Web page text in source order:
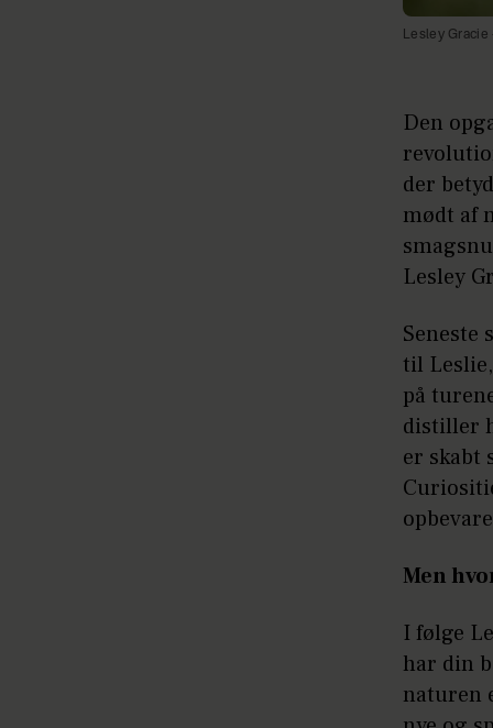
Lesley
Den
der
mødt af
Lesley
Seneste
til
på
distiller
er skabt
Men
I følge
har din
naturen